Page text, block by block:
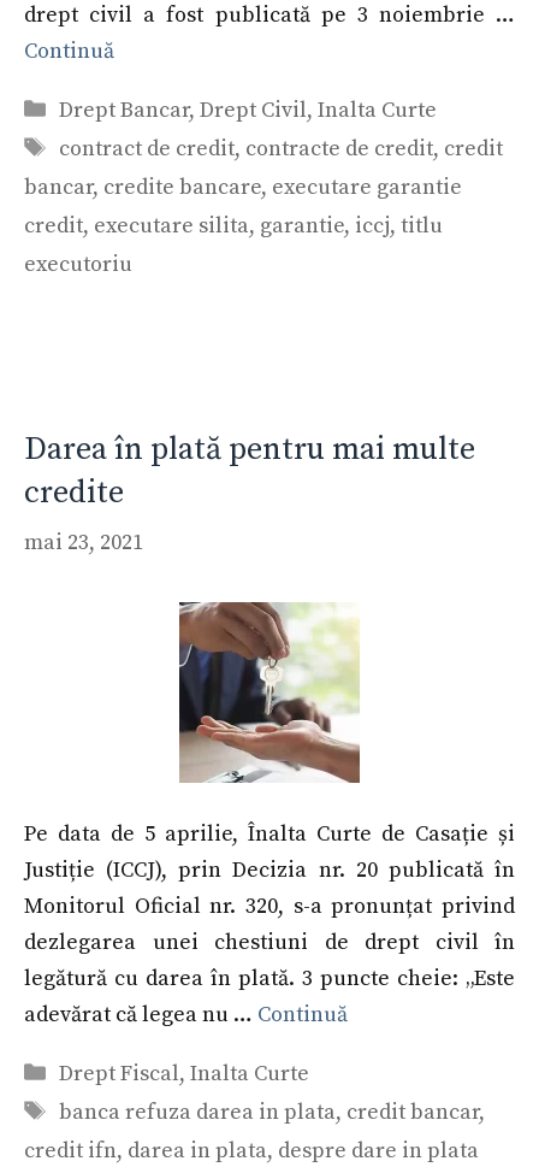
drept civil a fost publicată pe 3 noiembrie …
Continuă
Categorii
Drept Bancar, Drept Civil, Inalta Curte
Etichete
contract de credit, contracte de credit, credit
bancar, credite bancare, executare garantie
credit, executare silita, garantie, iccj, titlu
executoriu
Darea în plată pentru mai multe
credite
mai 23, 2021
Pe data de 5 aprilie, Înalta Curte de Casație și
Justiție (ICCJ), prin Decizia nr. 20 publicată în
Monitorul Oficial nr. 320, s-a pronunțat privind
dezlegarea unei chestiuni de drept civil în
legătură cu darea în plată. 3 puncte cheie: „Este
adevărat că legea nu … Continuă
Categorii
Drept Fiscal, Inalta Curte
Etichete
banca refuza darea in plata, credit bancar,
credit ifn, darea in plata, despre dare in plata